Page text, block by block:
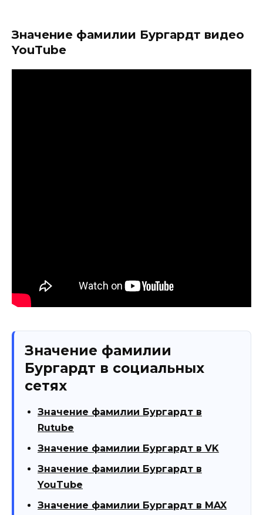
Значение фамилии Бургардт видео
YouTube
Значение фамилии
Бургардт в социальных
сетях
Значение фамилии Бургардт в
Rutube
Значение фамилии Бургардт в VK
Значение фамилии Бургардт в
YouTube
Значение фамилии Бургардт в MAX